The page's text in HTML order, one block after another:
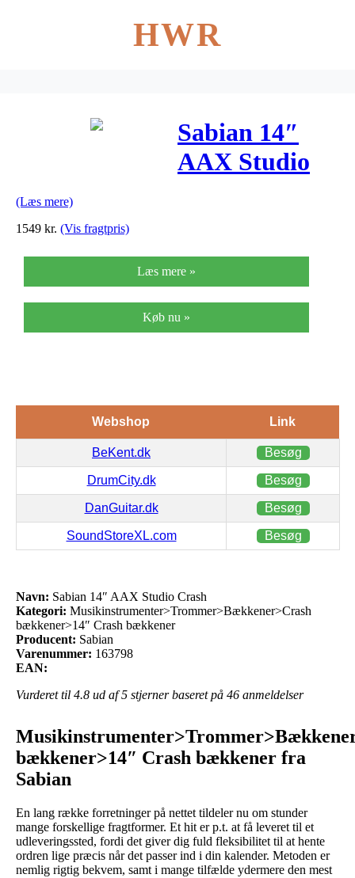
HWR
Sabian 14″
AAX Studio
(Læs mere)
1549 kr. (Vis fragtpris)
Læs mere »
Køb nu »
Webshop Link
BeKent.dk Besøg
DrumCity.dk Besøg
DanGuitar.dk Besøg
SoundStoreXL.com Besøg
Navn: Sabian 14″ AAX Studio Crash
Kategori: Musikinstrumenter>Trommer>Bækkener>Crash
bækkener>14″ Crash bækkener
Producent: Sabian
Varenummer: 163798
EAN:
Vurderet til 4.8 ud af 5 stjerner baseret på 46 anmeldelser
bækkener>14″ Crash bækkener fra
Sabian
En lang række forretninger på nettet tildeler nu om stunder
mange forskellige fragtformer. Et hit er p.t. at få leveret til et
udleveringssted, fordi det giver dig fuld fleksibilitet til at hente
ordren lige præcis når det passer ind i din kalender. Metoden er
nemlig rigtig bekvem, samt i mange tilfælde ydermere den mest